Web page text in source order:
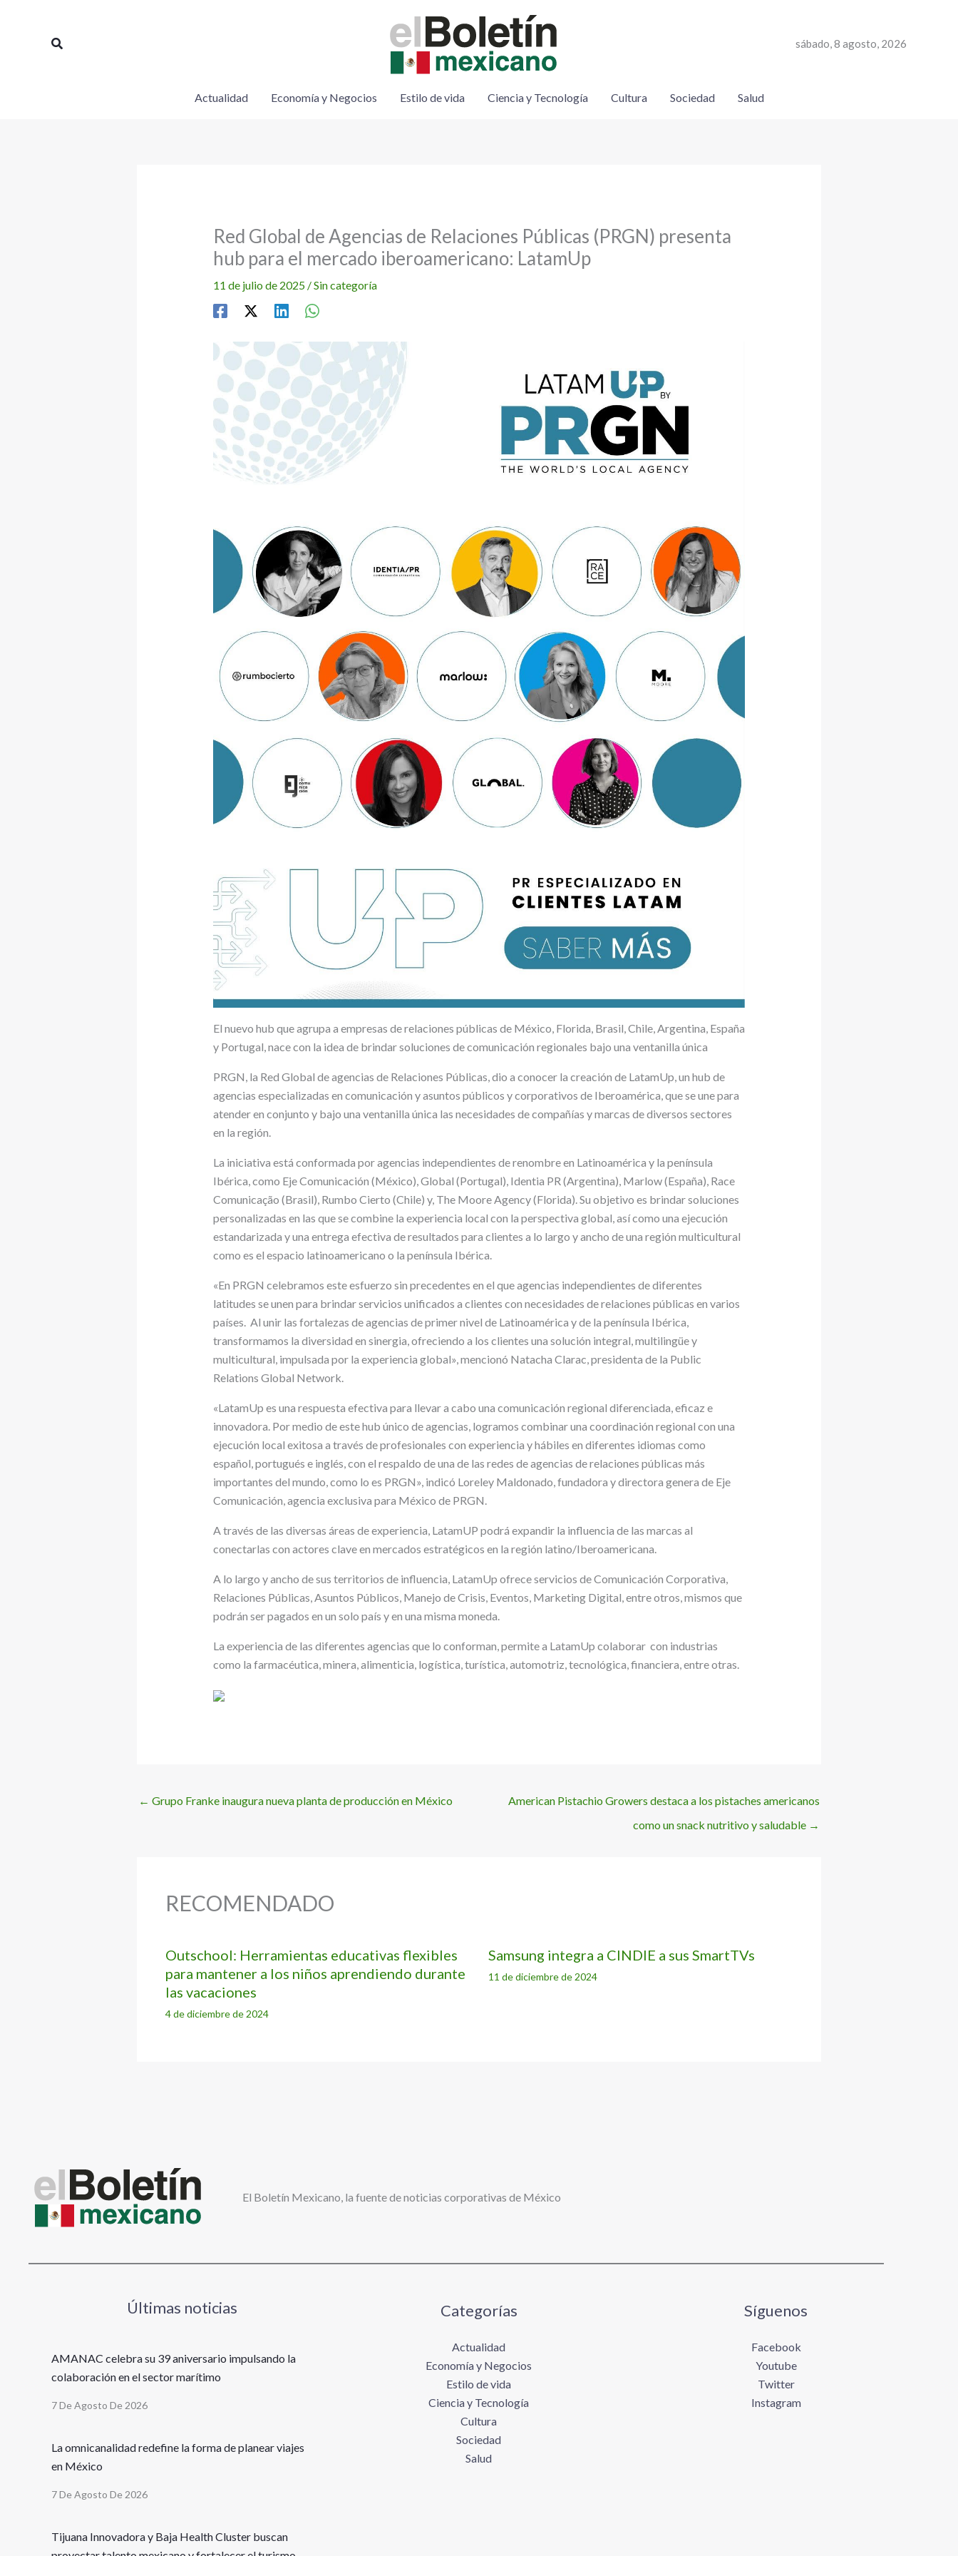
Buscar sábado, 8 agosto, 2026
Actualidad Economía y Negocios Estilo de vida Ciencia y Tecnología Cultura Sociedad Salud
Red Global de Agencias de Relaciones Públicas (PRGN) presenta
hub para el mercado iberoamericano: LatamUp
11 de julio de 2025 /Sin categoría
El nuevo hub que agrupa a empresas de relaciones públicas de México, Florida, Brasil, Chile, Argentina, España
y Portugal, nace con la idea de brindar soluciones de comunicación regionales bajo una ventanilla única
PRGN, la Red Global de agencias de Relaciones Públicas, dio a conocer la creación de LatamUp, un hub de
agencias especializadas en comunicación y asuntos públicos y corporativos de Iberoamérica, que se une para
atender en conjunto y bajo una ventanilla única las necesidades de compañías y marcas de diversos sectores
en la región.
La iniciativa está conformada por agencias independientes de renombre en Latinoamérica y la península
Ibérica, como Eje Comunicación (México), Global (Portugal), Identia PR (Argentina), Marlow (España), Race
Comunicação (Brasil), Rumbo Cierto (Chile) y, The Moore Agency (Florida). Su objetivo es brindar soluciones
personalizadas en las que se combine la experiencia local con la perspectiva global, así como una ejecución
estandarizada y una entrega efectiva de resultados para clientes a lo largo y ancho de una región multicultural
como es el espacio latinoamericano o la península Ibérica.
«En PRGN celebramos este esfuerzo sin precedentes en el que agencias independientes de diferentes
latitudes se unen para brindar servicios unificados a clientes con necesidades de relaciones públicas en varios
países. Al unir las fortalezas de agencias de primer nivel de Latinoamérica y de la península Ibérica,
transformamos la diversidad en sinergia, ofreciendo a los clientes una solución integral, multilingüe y
multicultural, impulsada por la experiencia global», mencionó Natacha Clarac, presidenta de la Public
Relations Global Network.
«LatamUp es una respuesta efectiva para llevar a cabo una comunicación regional diferenciada, eficaz e
innovadora. Por medio de este hub único de agencias, logramos combinar una coordinación regional con una
ejecución local exitosa a través de profesionales con experiencia y hábiles en diferentes idiomas como
español, portugués e inglés, con el respaldo de una de las redes de agencias de relaciones públicas más
importantes del mundo, como lo es PRGN», indicó Loreley Maldonado, fundadora y directora genera de Eje
Comunicación, agencia exclusiva para México de PRGN.
A través de las diversas áreas de experiencia, LatamUP podrá expandir la influencia de las marcas al
conectarlas con actores clave en mercados estratégicos en la región latino/Iberoamericana.
A lo largo y ancho de sus territorios de influencia, LatamUp ofrece servicios de Comunicación Corporativa,
Relaciones Públicas, Asuntos Públicos, Manejo de Crisis, Eventos, Marketing Digital, entre otros, mismos que
podrán ser pagados en un solo país y en una misma moneda.
La experiencia de las diferentes agencias que lo conforman, permite a LatamUp colaborar con industrias
como la farmacéutica, minera, alimenticia, logística, turística, automotriz, tecnológica, financiera, entre otras.
← Grupo Franke inaugura nueva planta de producción en México
American Pistachio Growers destaca a los pistaches americanos
como un snack nutritivo y saludable →
RECOMENDADO
Outschool: Herramientas educativas flexibles
para mantener a los niños aprendiendo durante
las vacaciones
4 de diciembre de 2024
Samsung integra a CINDIE a sus SmartTVs
11 de diciembre de 2024
El Boletín Mexicano, la fuente de noticias corporativas de México
Últimas noticias
AMANAC celebra su 39 aniversario impulsando la
colaboración en el sector marítimo
7 De Agosto De 2026
La omnicanalidad redefine la forma de planear viajes
en México
7 De Agosto De 2026
Tijuana Innovadora y Baja Health Cluster buscan
Categorías
Actualidad
Economía y Negocios
Estilo de vida
Ciencia y Tecnología
Cultura
Sociedad
Salud
Síguenos
Facebook
Youtube
Twitter
Instagram